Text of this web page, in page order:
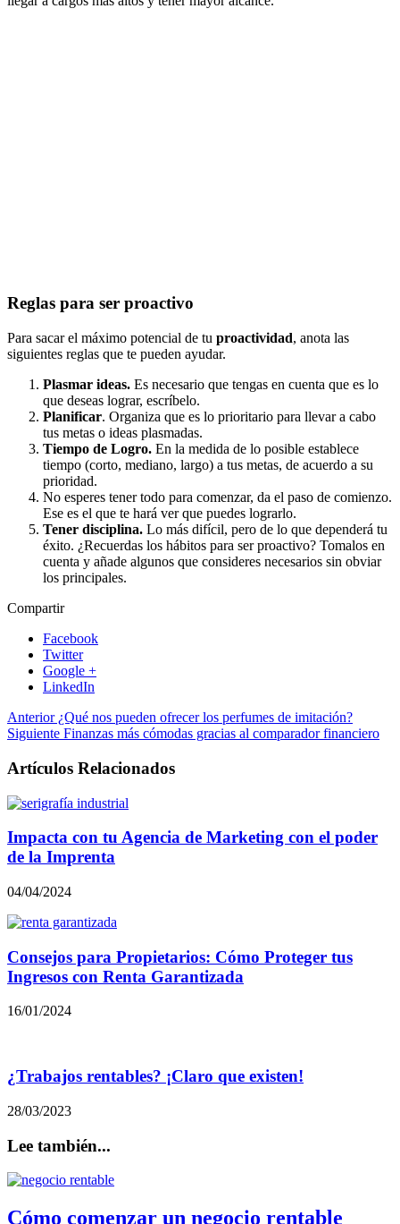
Reglas para ser proactivo
Para sacar el máximo potencial de tu proactividad, anota las
siguientes reglas que te pueden ayudar.
Plasmar ideas. Es necesario que tengas en cuenta que es lo
que deseas lograr, escríbelo.
Planificar. Organiza que es lo prioritario para llevar a cabo
tus metas o ideas plasmadas.
Tiempo de Logro. En la medida de lo posible establece
tiempo (corto, mediano, largo) a tus metas, de acuerdo a su
prioridad.
No esperes tener todo para comenzar, da el paso de comienzo.
Ese es el que te hará ver que puedes lograrlo.
Tener disciplina. Lo más difícil, pero de lo que dependerá tu
éxito. ¿Recuerdas los hábitos para ser proactivo? Tomalos en
cuenta y añade algunos que consideres necesarios sin obviar
los principales.
Compartir
Facebook
Twitter
Google +
LinkedIn
Anterior¿Qué nos pueden ofrecer los perfumes de imitación?
Siguiente Finanzas más cómodas gracias al comparador financiero
Artículos Relacionados
Impacta con tu Agencia de Marketing con el poder
de la Imprenta
04/04/2024
Consejos para Propietarios: Cómo Proteger tus
Ingresos con Renta Garantizada
16/01/2024
¿Trabajos rentables? ¡Claro que existen!
28/03/2023
Lee también...
Cómo comenzar un negocio rentable